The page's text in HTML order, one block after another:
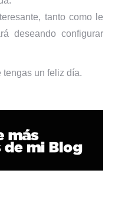
tanto como le
deseando configurar
tengas un feliz día.